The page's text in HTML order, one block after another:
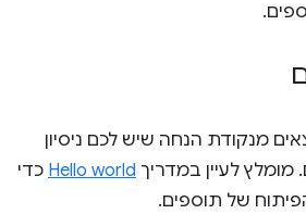
מנקודת הנחה שיש לכם ניסיון
לעיין במדריך Hello world כדי
של תוספים.